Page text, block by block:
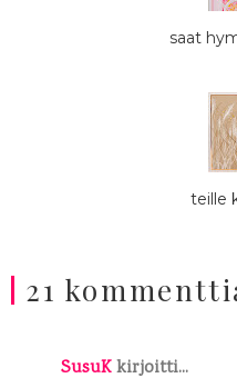
saat
teille
21
SusuKkirjoitti...